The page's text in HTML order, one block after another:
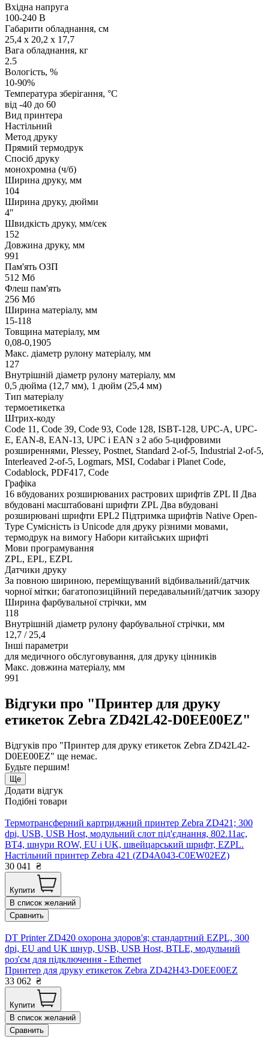
Вхідна напруга
100-240 В
Габарити обладнання, см
25,4 x 20,2 x 17,7
Вага обладнання, кг
2.5
Вологість, %
10-90%
Температура зберігання, °C
від -40 до 60
Вид принтера
Настільний
Метод друку
Прямий термодрук
Спосіб друку
монохромна (ч/б)
Ширина друку, мм
104
Ширина друку, дюйми
4″
Швидкість друку, мм/сек
152
Довжина друку, мм
991
Пам'ять ОЗП
512 Мб
Флеш пам'ять
256 Мб
Ширина матеріалу, мм
15-118
Товщина матеріалу, мм
0,08-0,1905
Макс. діаметр рулону матеріалу, мм
127
Внутрішній діаметр рулону матеріалу, мм
0,5 дюйма (12,7 мм), 1 дюйм (25,4 мм)
Тип матеріалу
термоетикетка
Штрих-коду
Code 11, Code 39, Code 93, Code 128, ISBT-128, UPC-A, UPC-
E, EAN-8, EAN-13, UPC і EAN з 2 або 5-цифровими
розширеннями, Plessey, Postnet, Standard 2-of-5, Industrial 2-of-5,
Interleaved 2-of-5, Logmars, MSI, Codabar і Planet Code,
Codablock, PDF417, Code
Графіка
16 вбудованих розширюваних растрових шрифтів ZPL II Два
вбудовані масштабовані шрифти ZPL Два вбудовані
розширювані шрифти EPL2 Підтримка шрифтів Native Open-
Type Сумісність із Unicode для друку різними мовами,
термодрук на вимогу Набори китайських шрифті
Мови програмування
ZPL, EPL, EZPL
Датчики друку
За повною шириною, переміщуваний відбивальний/датчик
чорної мітки; багатопозиційний передавальний/датчик зазору
Ширина фарбувальної стрічки, мм
118
Внутрішній діаметр рулону фарбувальної стрічки, мм
12,7 / 25,4
Інші параметри
для медичного обслуговування, для друку цінників
Макс. довжина матеріалу, мм
991
Відгуки про "Принтер для друку
етикеток Zebra ZD42L42-D0EE00EZ"
Відгуків про "Принтер для друку етикеток Zebra ZD42L42-
D0EE00EZ" ще немає.
Будьте першим!
Ще
Додати відгук
Подібні товари
Термотрансферний картриджний принтер Zebra ZD421; 300
dpi, USB, USB Host, модульний слот під'єднання, 802.11ac,
BT4, шнури ROW, EU і UK, швейцарський шрифт, EZPL.
Настільний принтер Zebra 421 (ZD4A043-C0EW02EZ)
30 041
₴
Купити
В список желаний
Сравнить
DT Printer ZD420 охорона здоров'я; стандартний EZPL, 300
dpi, EU and UK шнур, USB, USB Host, BTLE, модульний
роз'єм для підключення - Ethernet
Принтер для друку етикеток Zebra ZD42H43-D0EE00EZ
33 062 ₴
Купити
В список желаний
Сравнить